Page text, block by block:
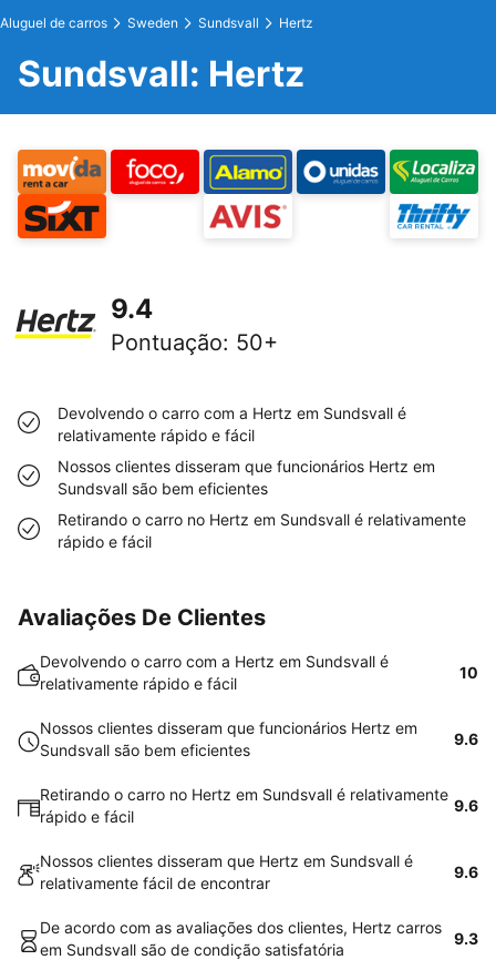
Aluguel de carros Sweden Sundsvall Hertz
Sundsvall: Hertz
9.4
Pontuação: 50+
Devolvendo o carro com a Hertz em Sundsvall é
relativamente rápido e fácil
Nossos clientes disseram que funcionários Hertz em
Sundsvall são bem eficientes
Retirando o carro no Hertz em Sundsvall é relativamente
rápido e fácil
Avaliações De Clientes
Devolvendo o carro com a Hertz em Sundsvall é
relativamente rápido e fácil
10
Nossos clientes disseram que funcionários Hertz em
Sundsvall são bem eficientes
9.6
Retirando o carro no Hertz em Sundsvall é relativamente
rápido e fácil
9.6
Nossos clientes disseram que Hertz em Sundsvall é
relativamente fácil de encontrar
9.6
De acordo com as avaliações dos clientes, Hertz carros
em Sundsvall são de condição satisfatória
9.3